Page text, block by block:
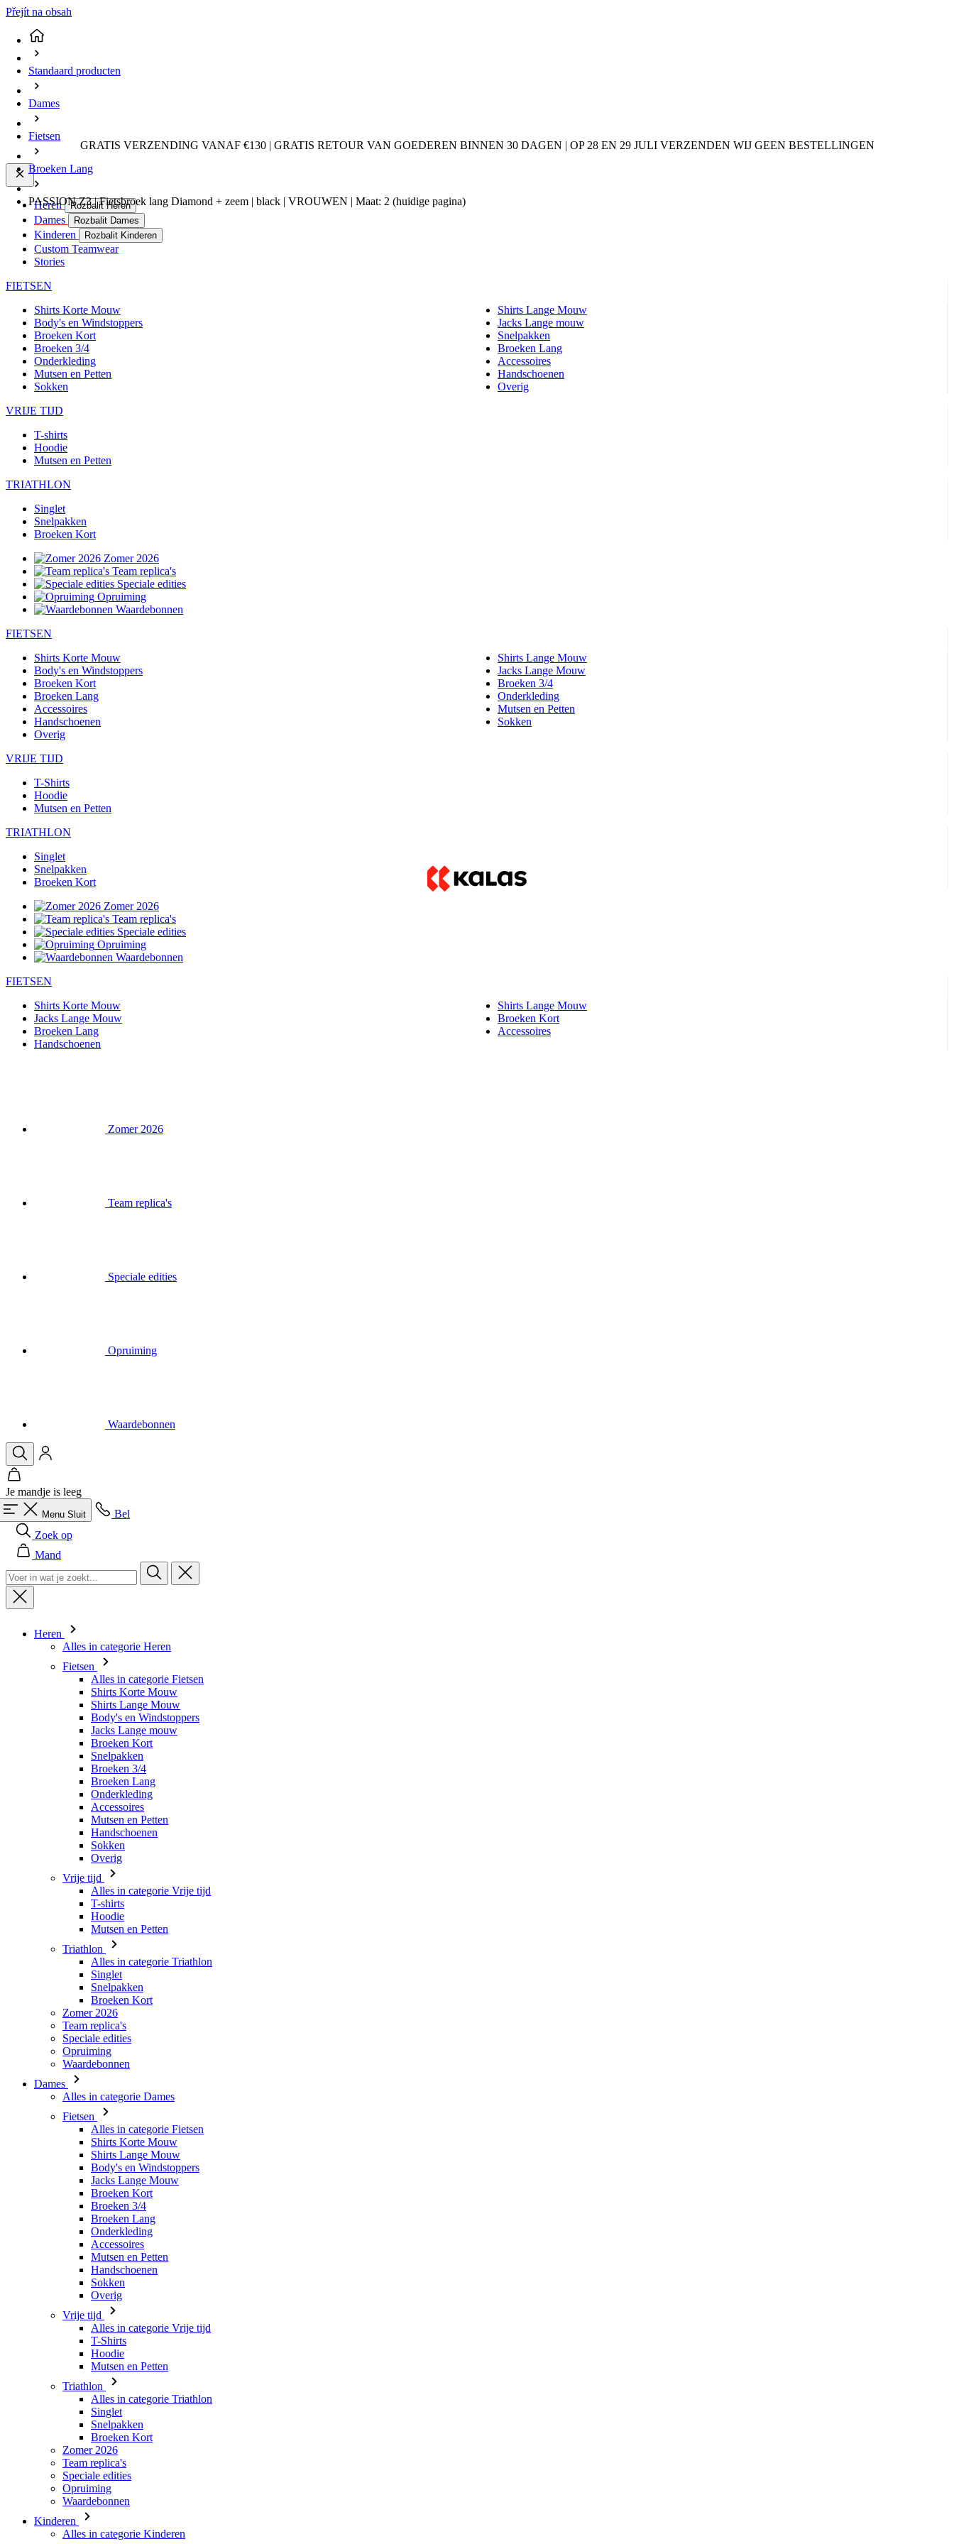
Přejít na obsah
GRATIS VERZENDING VANAF €130 | GRATIS RETOUR VAN GOEDEREN BINNEN 30 DAGEN | OP 28 EN 29 JULI VERZENDEN WIJ GEEN BESTELLINGEN
Heren Rozbalit Heren
Dames Rozbalit Dames
Kinderen Rozbalit Kinderen
Custom Teamwear
Stories
FIETSEN
Shirts Korte Mouw
Shirts Lange Mouw
Body's en Windstoppers
Jacks Lange mouw
Broeken Kort
Snelpakken
Broeken 3/4
Broeken Lang
Onderkleding
Accessoires
Mutsen en Petten
Handschoenen
Sokken
Overig
VRIJE TIJD
T-shirts
Hoodie
Mutsen en Petten
TRIATHLON
Singlet
Snelpakken
Broeken Kort
Zomer 2026
Team replica's
Speciale edities
Opruiming
Waardebonnen
FIETSEN
Shirts Korte Mouw
Shirts Lange Mouw
Body's en Windstoppers
Jacks Lange Mouw
Broeken Kort
Broeken 3/4
Broeken Lang
Onderkleding
Accessoires
Mutsen en Petten
Handschoenen
Sokken
Overig
VRIJE TIJD
T-Shirts
Hoodie
Mutsen en Petten
TRIATHLON
Singlet
Snelpakken
Broeken Kort
Zomer 2026
Team replica's
Speciale edities
Opruiming
Waardebonnen
FIETSEN
Shirts Korte Mouw
Shirts Lange Mouw
Jacks Lange Mouw
Broeken Kort
Broeken Lang
Accessoires
Handschoenen
Zomer 2026
Team replica's
Speciale edities
Opruiming
Waardebonnen
Je mandje is leeg
Menu Sluit
Bel
Zoek op
Mand
Heren
Alles in categorie Heren
Fietsen
Alles in categorie Fietsen
Shirts Korte Mouw
Shirts Lange Mouw
Body's en Windstoppers
Jacks Lange mouw
Broeken Kort
Snelpakken
Broeken 3/4
Broeken Lang
Onderkleding
Accessoires
Mutsen en Petten
Handschoenen
Sokken
Overig
Vrije tijd
Alles in categorie Vrije tijd
T-shirts
Hoodie
Mutsen en Petten
Triathlon
Alles in categorie Triathlon
Singlet
Snelpakken
Broeken Kort
Zomer 2026
Team replica's
Speciale edities
Opruiming
Waardebonnen
Dames
Alles in categorie Dames
Fietsen
Alles in categorie Fietsen
Shirts Korte Mouw
Shirts Lange Mouw
Body's en Windstoppers
Jacks Lange Mouw
Broeken Kort
Broeken 3/4
Broeken Lang
Onderkleding
Accessoires
Mutsen en Petten
Handschoenen
Sokken
Overig
Vrije tijd
Alles in categorie Vrije tijd
T-Shirts
Hoodie
Mutsen en Petten
Triathlon
Alles in categorie Triathlon
Singlet
Snelpakken
Broeken Kort
Zomer 2026
Team replica's
Speciale edities
Opruiming
Waardebonnen
Kinderen
Alles in categorie Kinderen
Standaard producten
Dames
Fietsen
Broeken Lang
PASSION Z3 | Fietsbroek lang Diamond + zeem | black | VROUWEN | Maat: 2 (huidige pagina)